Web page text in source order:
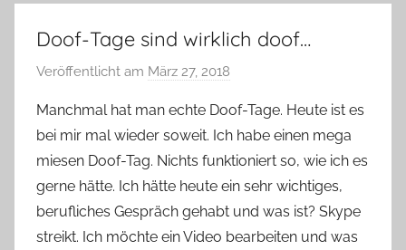
–
Lifestyle,
Rezensionen,
Produkttests
vieles
mehr
Doof-Tage sind wirklich doof…
Veröffentlicht am März 27, 2018
n
Y
v
o
n
n
Manchmal hat man echte Doof-Tage. Heute ist es
bei mir mal wieder soweit. Ich habe einen mega
miesen Doof-Tag. Nichts funktioniert so, wie ich es
gerne hätte. Ich hätte heute ein sehr wichtiges,
berufliches Gespräch gehabt und was ist? Skype
streikt. Ich möchte ein Video bearbeiten und was